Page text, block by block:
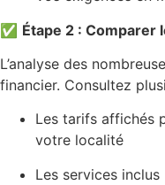
✅ Étape 2 : Comparer
L’analyse des
financier. Consultez
Les tarifs affichés
votre localité
Les services inclus